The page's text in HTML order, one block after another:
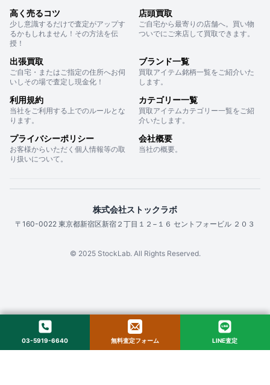
高く売るコツ
少し意識するだけで査定がアップす
るかもしれません！その方法を伝
授！
店頭買取
ご自宅から最寄りの店舗へ。買い物
ついでにご来店して買取できます。
出張買取
ご自宅・またはご指定の住所へお伺
いしその場で査定し現金化！
ブランド一覧
買取アイテム銘柄一覧をご紹介いた
します。
利用規約
当社をご利用する上でのルールとな
ります。
カテゴリー一覧
買取アイテムカテゴリー一覧をご紹
介いたします。
プライバシーポリシー
お客様からいただく個人情報等の取
り扱いについて。
会社概要
当社の概要。
株式会社ストックラボ
〒160-0022 東京都新宿区新宿２丁目１２−１６ セントフォービル ２０３
© 2025 StockLab. All Rights Reserved.
03-5919-6640 無料査定フォーム LINE査定